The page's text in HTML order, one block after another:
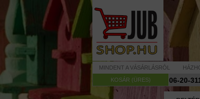
MINDENT A VÁSÁRLÁSRÓL
KOSÁR (ÜRES)
06-20-